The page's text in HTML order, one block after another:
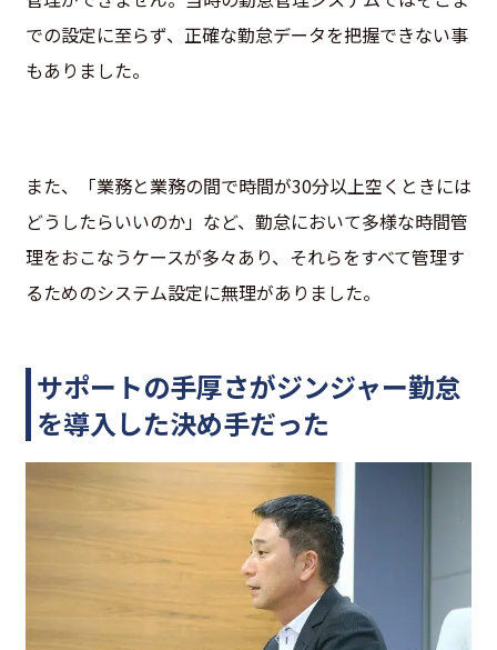
での設定に至らず、正確な勤怠データを把握できない事
もありました。
また、「業務と業務の間で時間が30分以上空くときには
どうしたらいいのか」など、勤怠において多様な時間管
理をおこなうケースが多々あり、それらをすべて管理す
るためのシステム設定に無理がありました。
サポートの手厚さがジンジャー勤怠
を導入した決め手だった